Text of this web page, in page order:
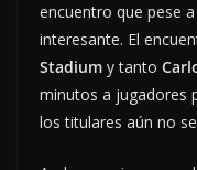
encuentro que pese
interesante. El
Stadium y tanto
minutos a jugadores
los titulares aún no